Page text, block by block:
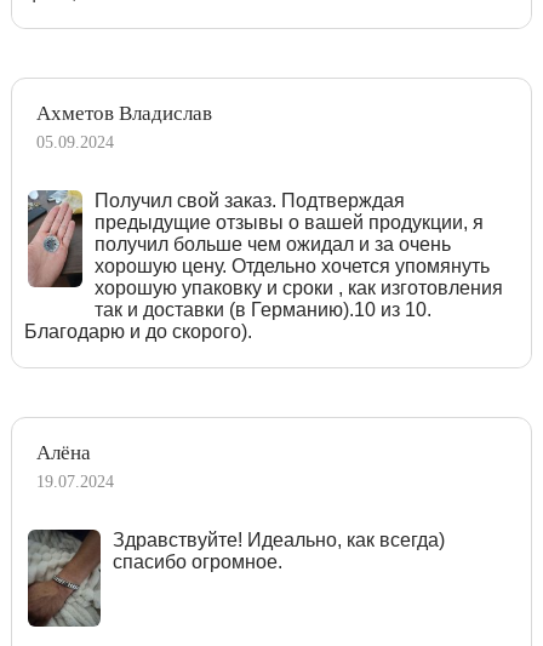
Ахметов Владислав
05.09.2024
Получил свой заказ. Подтверждая
предыдущие отзывы о вашей продукции, я
получил больше чем ожидал и за очень
хорошую цену. Отдельно хочется упомянуть
хорошую упаковку и сроки , как изготовления
так и доставки (в Германию).10 из 10.
Благодарю и до скорого).
Алёна
19.07.2024
Здравствуйте! Идеально, как всегда)
спасибо огромное.